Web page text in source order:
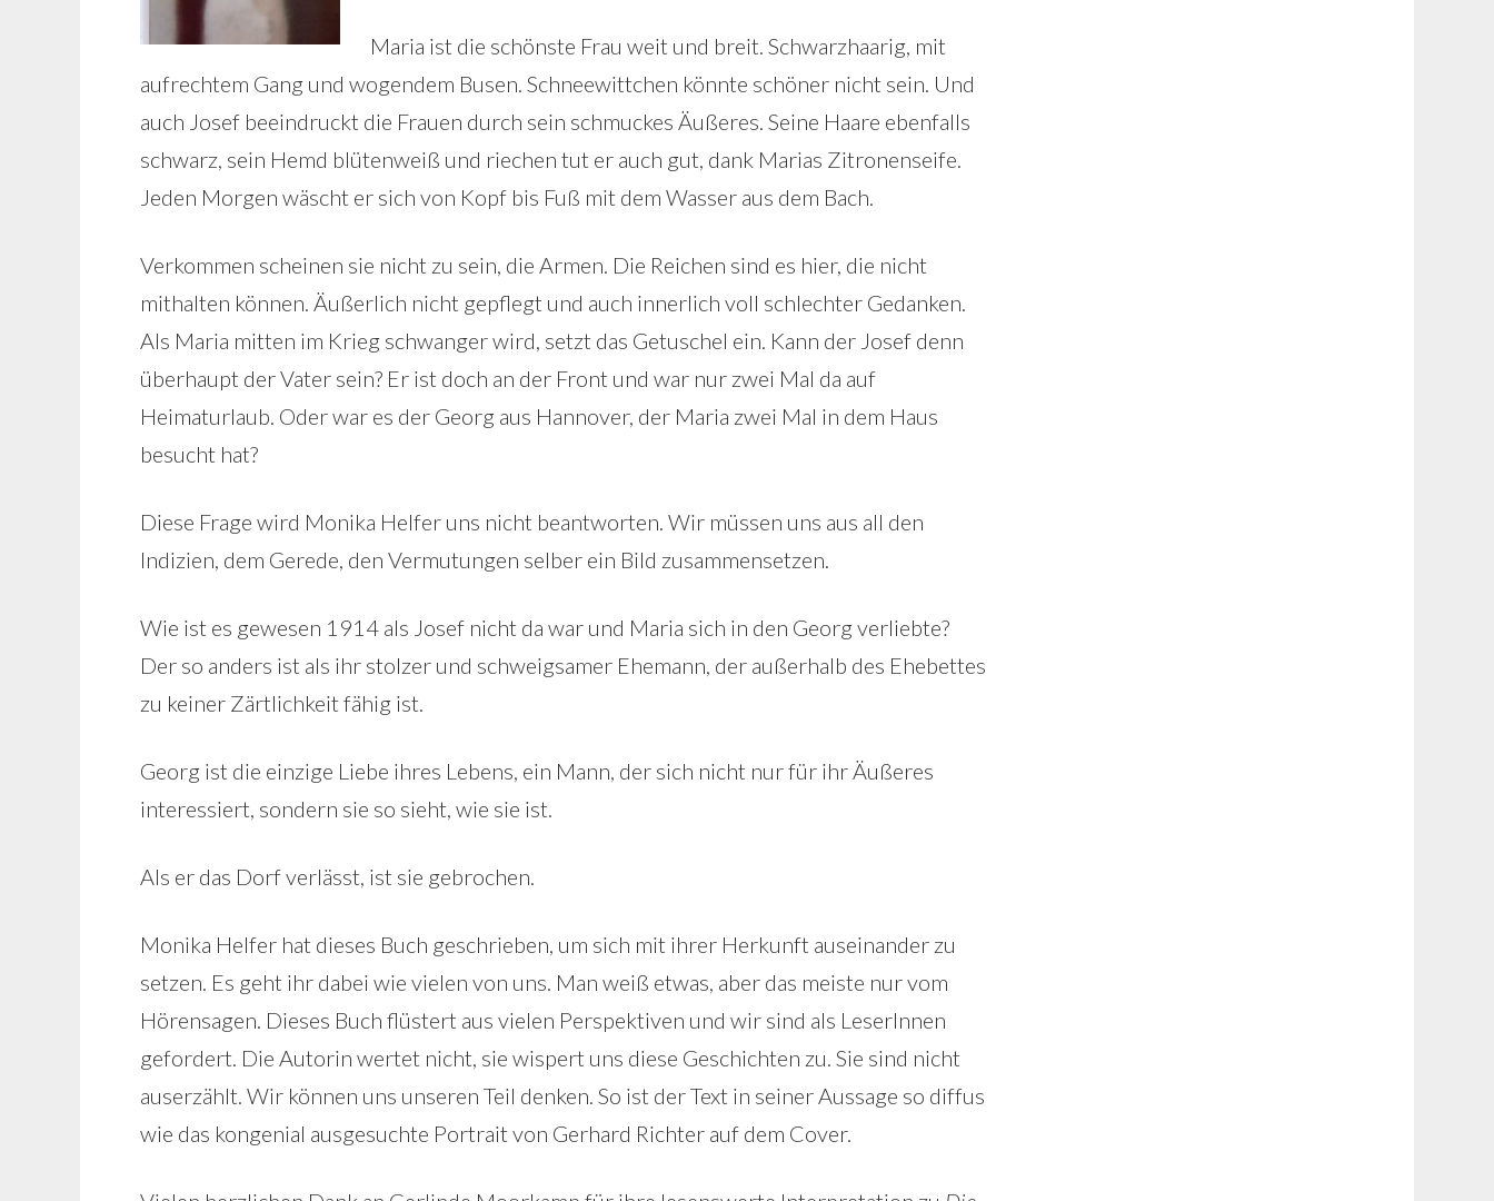
Maria ist die schönste Frau weit und breit. Schwarzhaarig, mit
aufrechtem Gang und wogendem Busen. Schneewittchen könnte schöner nicht sein. Und
auch Josef beeindruckt die Frauen durch sein schmuckes Äußeres. Seine Haare ebenfalls
schwarz, sein Hemd blütenweiß und riechen tut er auch gut, dank Marias Zitronenseife.
Jeden Morgen wäscht er sich von Kopf bis Fuß mit dem Wasser aus dem Bach.
Verkommen scheinen sie nicht zu sein, die Armen. Die Reichen sind es hier, die nicht
mithalten können. Äußerlich nicht gepflegt und auch innerlich voll schlechter Gedanken.
Als Maria mitten im Krieg schwanger wird, setzt das Getuschel ein. Kann der Josef denn
überhaupt der Vater sein? Er ist doch an der Front und war nur zwei Mal da auf
Heimaturlaub. Oder war es der Georg aus Hannover, der Maria zwei Mal in dem Haus
besucht hat?
Diese Frage wird Monika Helfer uns nicht beantworten. Wir müssen uns aus all den
Indizien, dem Gerede, den Vermutungen selber ein Bild zusammensetzen.
Wie ist es gewesen 1914 als Josef nicht da war und Maria sich in den Georg verliebte?
Der so anders ist als ihr stolzer und schweigsamer Ehemann, der außerhalb des Ehebettes
zu keiner Zärtlichkeit fähig ist.
Georg ist die einzige Liebe ihres Lebens, ein Mann, der sich nicht nur für ihr Äußeres
interessiert, sondern sie so sieht, wie sie ist.
Als er das Dorf verlässt, ist sie gebrochen.
Monika Helfer hat dieses Buch geschrieben, um sich mit ihrer Herkunft auseinander zu
setzen. Es geht ihr dabei wie vielen von uns. Man weiß etwas, aber das meiste nur vom
Hörensagen. Dieses Buch flüstert aus vielen Perspektiven und wir sind als LeserInnen
gefordert. Die Autorin wertet nicht, sie wispert uns diese Geschichten zu. Sie sind nicht
auserzählt. Wir können uns unseren Teil denken. So ist der Text in seiner Aussage so diffus
wie das kongenial ausgesuchte Portrait von Gerhard Richter auf dem Cover.